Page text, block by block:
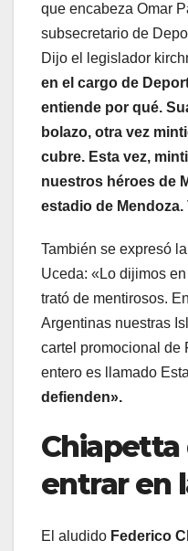
que encabeza Omar
subsecretario de
Dijo el legislador
en el cargo de
entiende por qué.
bolazo, otra vez
cubre. Esta vez,
nuestros héroes de
estadio de
También se expresó
Uceda: «Lo dijimos
trató de mentirosos.
Argentinas nuestras
cartel promocional de
entero es llamado
defienden».
entrar en
El aludido Federico